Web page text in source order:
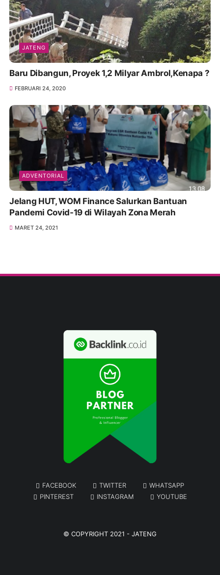
JATENG
Baru Dibangun, Proyek 1,2 Milyar Ambrol,Kenapa ?
FEBRUARI 24, 2020
ADVENTORIAL
Jelang HUT, WOM Finance Salurkan Bantuan
Pandemi Covid-19 di Wilayah Zona Merah
MARET 24, 2021
FACEBOOK TWITTER
WHATSAPP
PINTEREST
INSTAGRAM YOUTUBE
© COPYRIGHT 2021 - JATENG